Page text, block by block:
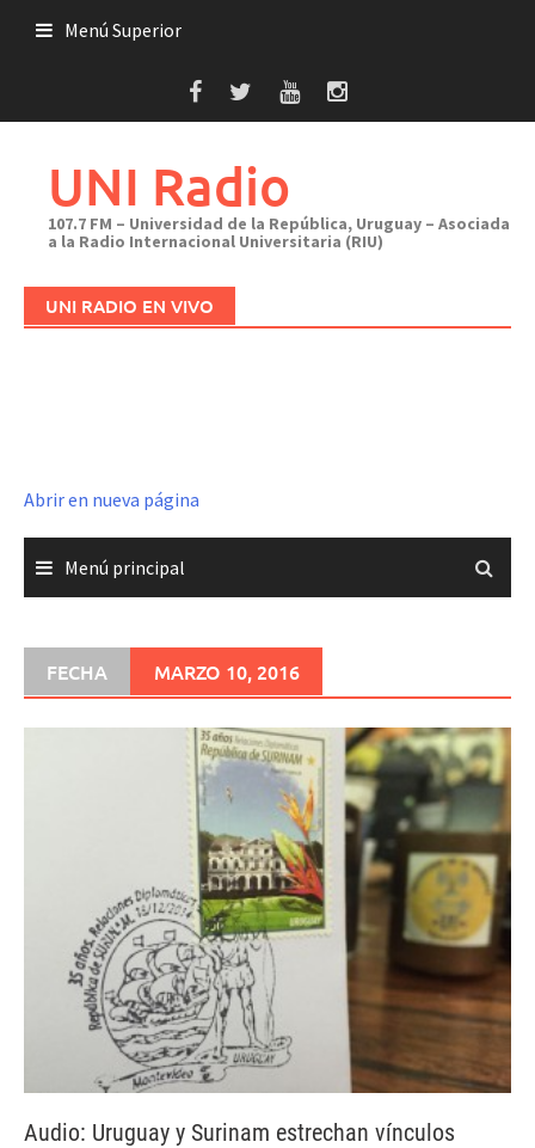
Menú Superior
UNI Radio
107.7 FM – Universidad de la República, Uruguay – Asociada
a la Radio Internacional Universitaria (RIU)
UNI RADIO EN VIVO
Abrir en nueva página
Menú principal
FECHA MARZO 10, 2016
Audio: Uruguay y Surinam estrechan vínculos